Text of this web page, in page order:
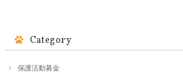
Category
保護活動募金